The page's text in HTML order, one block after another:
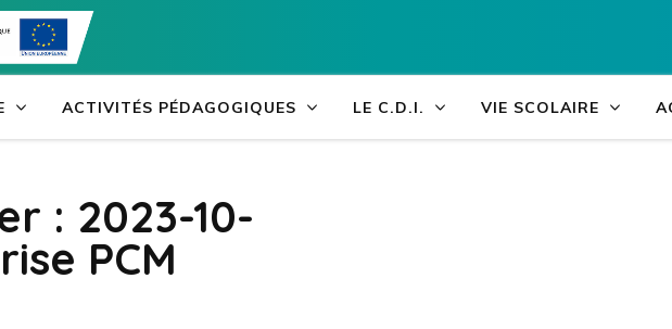
Collège Arthur
ACTIVITÉS PÉDAGOGIQUES LE C.D.I. VIE SCOLAIRE
: 2023-10-
PCM